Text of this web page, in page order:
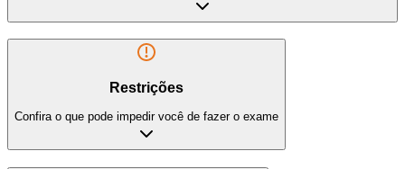
Restrições
Confira o que pode impedir você de fazer o exame